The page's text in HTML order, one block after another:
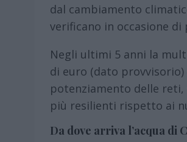
dal cambiamento
verificano in occasione di
Negli ultimi 5 anni la
di euro (dato
potenziamento delle
più resilienti rispetto ai
Da dove arriva l’acqua di